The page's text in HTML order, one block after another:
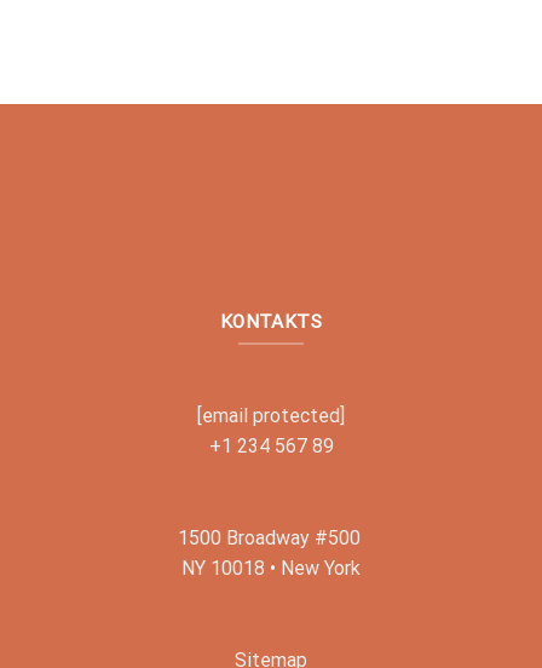
KONTAKTS
[email protected]
+1 234 567 89
1500 Broadway #500
NY 10018 • New York
Sitemap